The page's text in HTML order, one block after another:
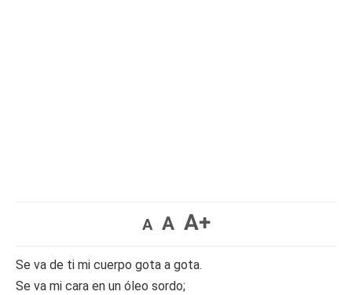
A A A+
Se va de ti mi cuerpo gota a gota.
Se va mi cara en un óleo sordo;